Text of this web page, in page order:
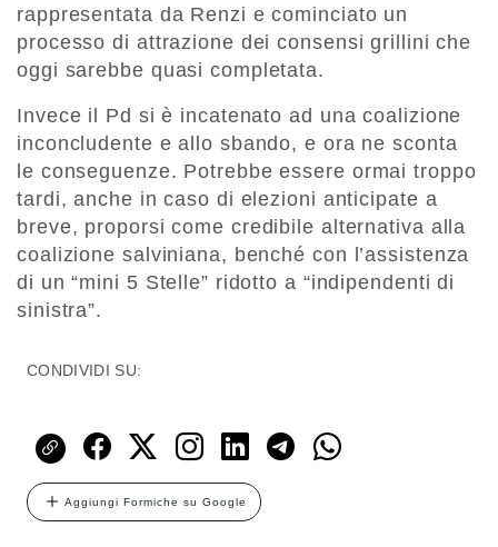
rappresentata da Renzi e cominciato un
processo di attrazione dei consensi grillini che
oggi sarebbe quasi completata.
Invece il Pd si è incatenato ad una coalizione
inconcludente e allo sbando, e ora ne sconta
le conseguenze. Potrebbe essere ormai troppo
tardi, anche in caso di elezioni anticipate a
breve, proporsi come credibile alternativa alla
coalizione salviniana, benché con l’assistenza
di un “mini 5 Stelle” ridotto a “indipendenti di
sinistra”.
CONDIVIDI SU:
Aggiungi Formiche su Google